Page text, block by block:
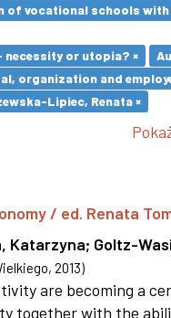
vocational schools with
necessity or utopia? ×
organization and
Lipiec, Renata ×
/ ed. Renata
Katarzyna; Goltz-
, 2013)
are becoming a
together with the